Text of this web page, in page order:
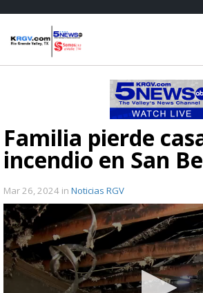
Familia pierde
incendio en San
Mar 26, 2024 in Noticias RGV